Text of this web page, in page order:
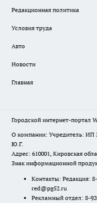
Редакционная политика
Условия труда
Авто
Новости
Главная
Городской интернет-портал
О компании: Учредитель: ИП
Ю.Г.
Адрес: 610001, Кировская
Знак информационной
Контакты: Редакция:
red@pg52.ru
Рекламный отдел: 8-